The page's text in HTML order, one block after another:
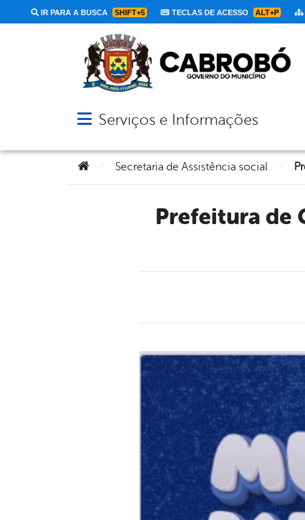
IR PARA A BUSCA SHIFT+5 TECLAS DE ACESSO ALT+P
Abrir menu principal de navegação
Serviços e Informações
Você está aqui:Secretaria de Assistência social
Prefeitura de Cabrobó promoverá mutirão para emissão de